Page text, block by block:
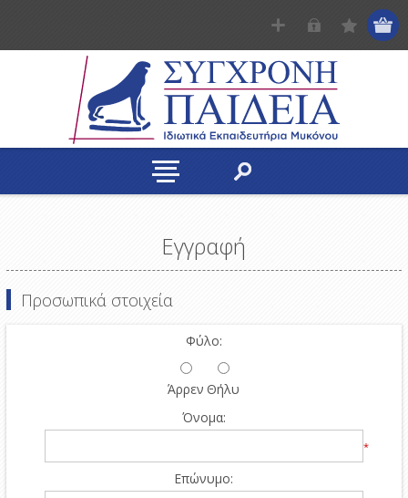
Εγγραφή
Προσωπικά στοιχεία
Φύλο:
Άρρεν Θήλυ
Όνομα:
*
Επώνυμο: